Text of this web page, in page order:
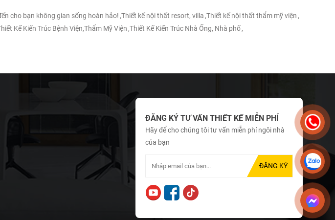
cho bạn không gian sống hoàn hảo! ,Thiết kế nội thất resort, villa ,Thiết kế nội thất thẩm mỹ viện ,
Kế Kiến Trúc Bệnh Viện,Thẩm Mỹ Viện ,Thiết Kế Kiến Trúc Nhà Ống, Nhà phố,
ĐĂNG KÝ TƯ VẤN THIẾT KẾ MIỄN PHÍ
Hãy để cho chúng tôi tư vấn miễn phí ngôi nhà
của bạn